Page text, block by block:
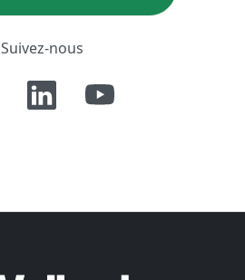
Suivez-nous